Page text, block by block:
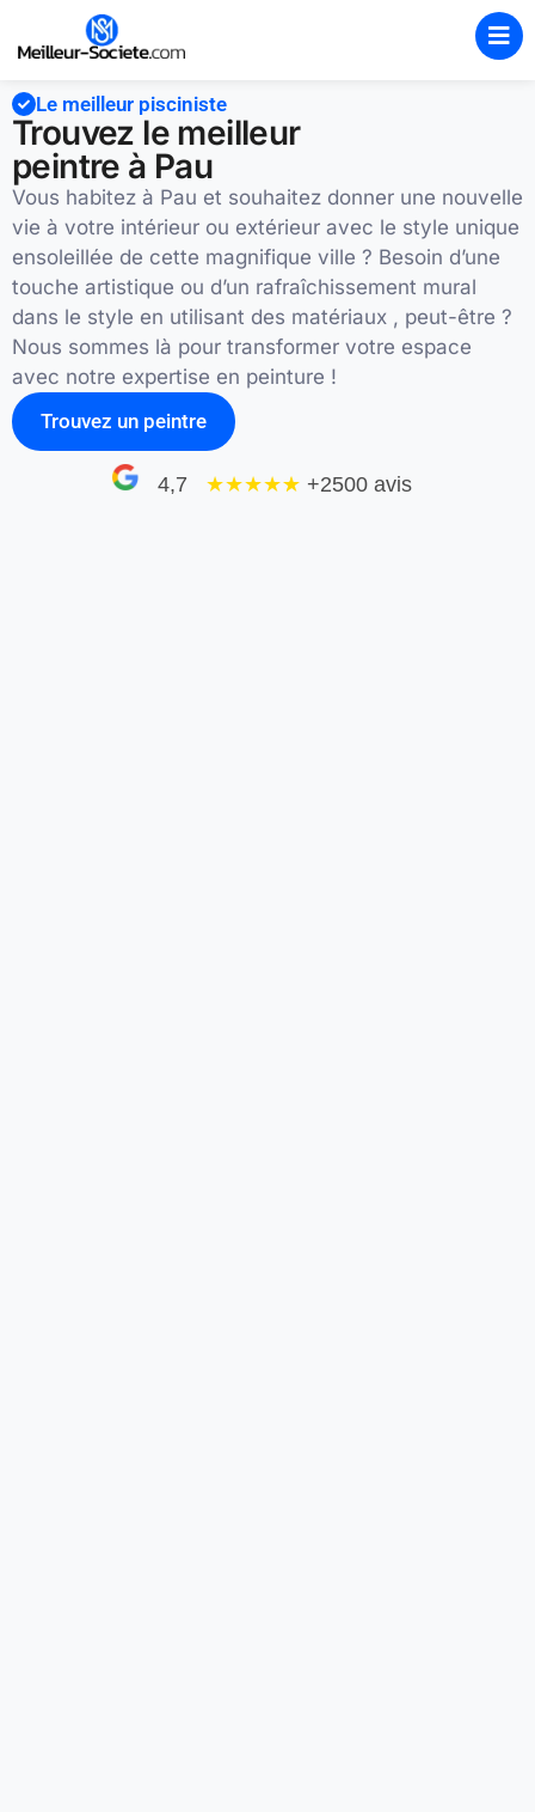
Le meilleur pisciniste
Trouvez le meilleur
peintre à Pau
Vous habitez à Pau et souhaitez donner une nouvelle
vie à votre intérieur ou extérieur avec le style unique
ensoleillée de cette magnifique ville ? Besoin d’une
touche artistique ou d’un rafraîchissement mural
dans le style en utilisant des matériaux , peut-être ?
Nous sommes là pour transformer votre espace
avec notre expertise en peinture !
Trouvez un peintre
4,7 ★★★★★ +2500 avis